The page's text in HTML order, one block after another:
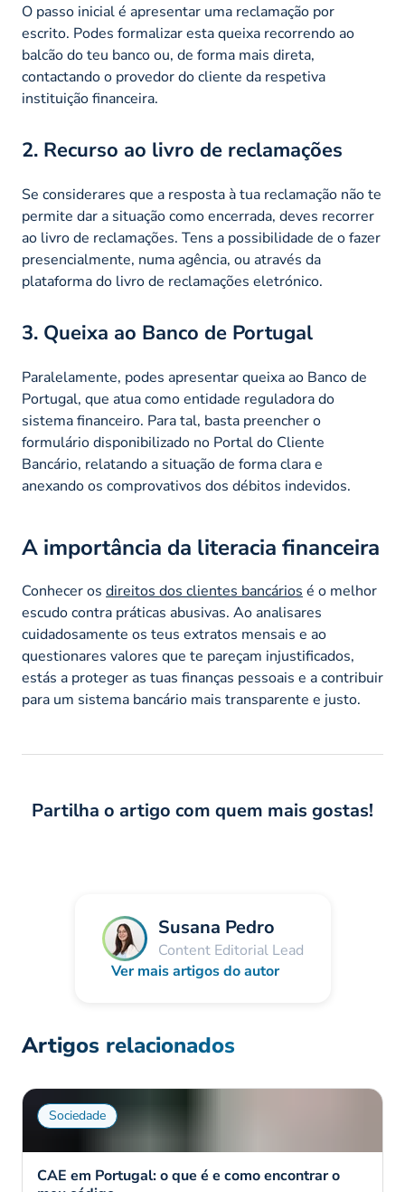
O passo inicial é apresentar uma reclamação por
escrito. Podes formalizar esta queixa recorrendo ao
balcão do teu banco ou, de forma mais direta,
contactando o provedor do cliente da respetiva
instituição financeira.
2. Recurso ao livro de reclamações
Se considerares que a resposta à tua reclamação não te
permite dar a situação como encerrada, deves recorrer
ao livro de reclamações. Tens a possibilidade de o fazer
presencialmente, numa agência, ou através da
plataforma do livro de reclamações eletrónico.
3. Queixa ao Banco de Portugal
Paralelamente, podes apresentar queixa ao Banco de
Portugal, que atua como entidade reguladora do
sistema financeiro. Para tal, basta preencher o
formulário disponibilizado no Portal do Cliente
Bancário, relatando a situação de forma clara e
anexando os comprovativos dos débitos indevidos.
A importância da literacia financeira
Conhecer os direitos dos clientes bancários é o melhor
escudo contra práticas abusivas. Ao analisares
cuidadosamente os teus extratos mensais e ao
questionares valores que te pareçam injustificados,
estás a proteger as tuas finanças pessoais e a contribuir
para um sistema bancário mais transparente e justo.
Partilha o artigo com quem mais gostas!
Susana Pedro
Content Editorial Lead
Ver mais artigos do autor
Artigos relacionados
Sociedade
CAE em Portugal: o que é e como encontrar o